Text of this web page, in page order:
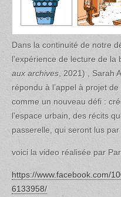
Dans la continuité de notre
l’expérience de lecture de la
aux archives , 2021) , Sarah
répondu à l’appel à projet
comme un nouveau défi :
l’espace urbain, des récits
passerelle, qui seront lus
voici la video réalisée par
https://www.facebook.com/
6133958/